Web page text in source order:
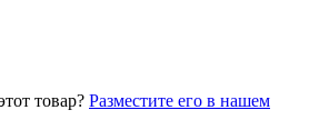
товар? Разместите его в нашем